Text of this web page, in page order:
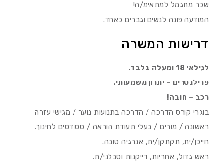
שכר מתגמל למתאימ/ה!
המודעה פונה לנשים וגברים כאחד.
דרישות המשרה
לגילאי 18 ומעלה בלבד.
פרילנסרים – יתרון משמעותי.
רכב – חובה!
בוגרי קורס הדרכה / הדרכה בתנועות נוער / מגישי עזרה
ראשונה / מורים / בעלי תעודת הוראה / סטודטים לחינוך.
חייכן/ית, תקתקן/ית, אנרגיה טובה.
ראש גדול, אחריות, דייקנות וסבלני/ת.